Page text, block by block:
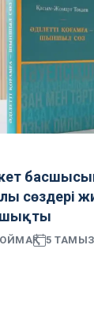
сөздері
ОЙМАҚ 5